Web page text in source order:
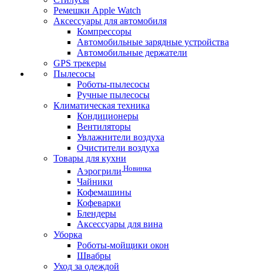
Ремешки Apple Watch
Аксессуары для автомобиля
Компрессоры
Автомобильные зарядные устройства
Автомобильные держатели
GPS трекеры
Пылесосы
Роботы-пылесосы
Ручные пылесосы
Климатическая техника
Кондиционеры
Вентиляторы
Увлажнители воздуха
Очистители воздуха
Товары для кухни
Аэрогрили Новинка
Чайники
Кофемашины
Кофеварки
Блендеры
Аксессуары для вина
Уборка
Роботы-мойщики окон
Швабры
Уход за одеждой